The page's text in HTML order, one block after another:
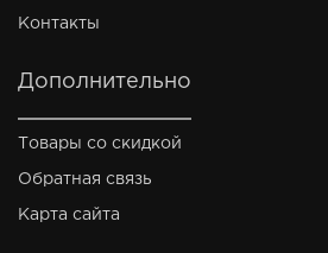
Контакты
Дополнительно
Товары со скидкой
Обратная связь
Карта сайта